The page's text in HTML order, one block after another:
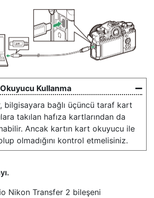
Kullanma
bilgisayara bağlı üçüncü taraf kart
takılan hafıza kartlarından da
Ancak kartın kart okuyucu ile
olmadığını kontrol etmelisiniz.
Nikon Transfer 2 bileşeni